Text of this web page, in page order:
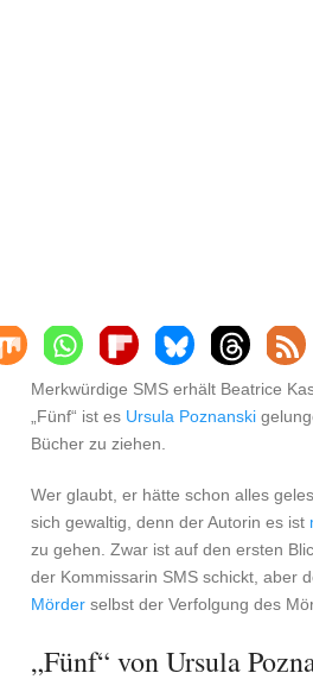
Merkwürdige SMS erhält Beatrice
„Fünf“ ist es Ursula Poznanski
Bücher zu ziehen.
Wer glaubt, er hätte schon alles
sich gewaltig, denn der Autorin es ist
zu gehen. Zwar ist auf den ersten
der Kommissarin SMS schickt, aber
Mörderselbst der Verfolgung des
„Fünf“ von Ursula